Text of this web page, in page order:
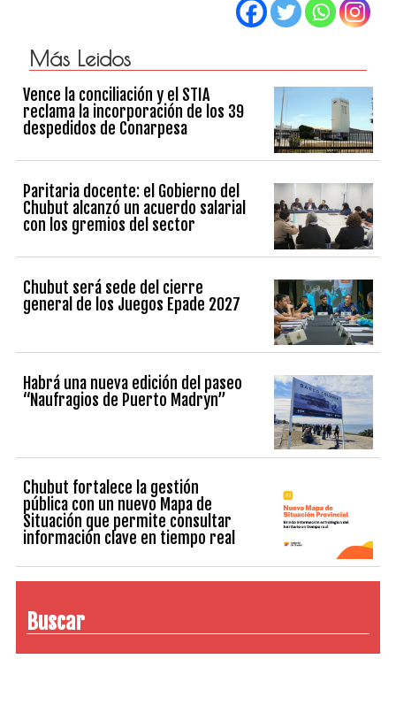
Más Leidos
Vence la conciliación y el STIA
reclama la incorporación de los 39
despedidos de Conarpesa
Paritaria docente: el Gobierno del
Chubut alcanzó un acuerdo salarial
con los gremios del sector
Chubut será sede del cierre
general de los Juegos Epade 2027
Habrá una nueva edición del paseo
“Naufragios de Puerto Madryn”
Chubut fortalece la gestión
pública con un nuevo Mapa de
Situación que permite consultar
información clave en tiempo real
Buscar